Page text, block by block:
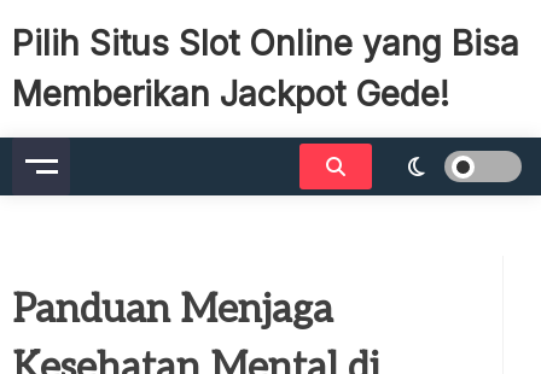
Pilih Situs Slot Online yang Bisa
Memberikan Jackpot Gede!
Panduan Menjaga